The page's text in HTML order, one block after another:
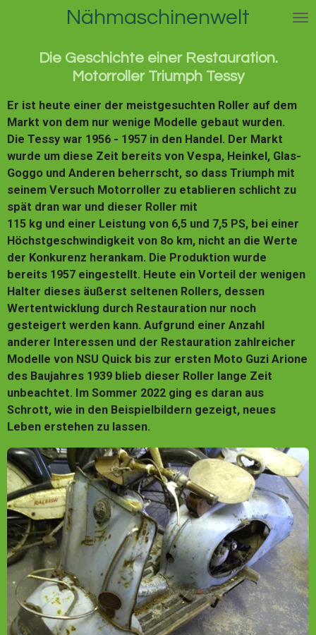
springen
Nähmaschinenwelt
Die Geschichte einer Restauration.
Motorroller Triumph Tessy
Er ist heute einer der meistgesuchten Roller auf dem
Markt von dem nur wenige Modelle gebaut wurden.
Die Tessy war 1956 - 1957 in den Handel. Der Markt
wurde um diese Zeit bereits von Vespa, Heinkel, Glas-
Goggo und Anderen beherrscht, so dass Triumph mit
seinem Versuch Motorroller zu etablieren schlicht zu
spät dran war und dieser Roller mit
115 kg und einer Leistung von 6,5 und 7,5 PS, bei einer
Höchstgeschwindigkeit von 8o km, nicht an die Werte
der Konkurenz herankam. Die Produktion wurde
bereits 1957 eingestellt. Heute ein Vorteil der wenigen
Halter dieses äußerst seltenen Rollers, dessen
Wertentwicklung durch Restauration nur noch
gesteigert werden kann. Aufgrund einer Anzahl
anderer Interessen und der Restauration zahlreicher
Modelle von NSU Quick bis zur ersten Moto Guzi Arione
des Baujahres 1939 blieb dieser Roller lange Zeit
unbeachtet. Im Sommer 2022 ging es daran aus
Schrott, wie in den Beispielbildern gezeigt, neues
Leben erstehen zu lassen.